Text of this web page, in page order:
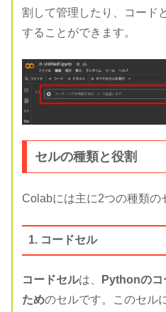
割して管理したり、コード
することができます。
セルの種類と役割
Colabには主に2つの種類の
1. コードセル
コードセルは、
Pythonのコ
ためのセルです。このセル